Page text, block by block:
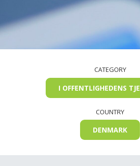
CATEGORY
I OFFENTLIGHEDENS
COUNTRY
DENMARK